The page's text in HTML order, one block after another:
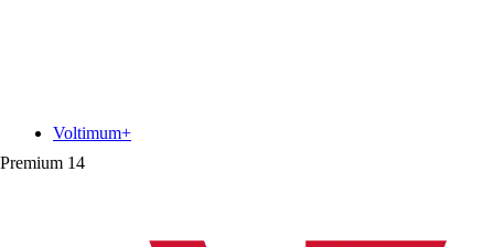
Premium 14
Voltimum+